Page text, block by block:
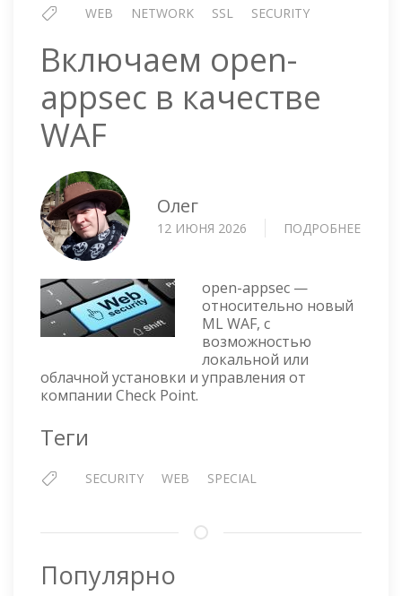
WEB NETWORK SSL SECURITY
Включаем open-
appsec в качестве
WAF
Олег
12 ИЮНЯ 2026 ПОДРОБНЕЕ
open-appsec —
относительно новый
ML WAF, с
возможностью
локальной или
облачной установки и управления от
компании Check Point.
Теги
SECURITY WEB SPECIAL
Популярно